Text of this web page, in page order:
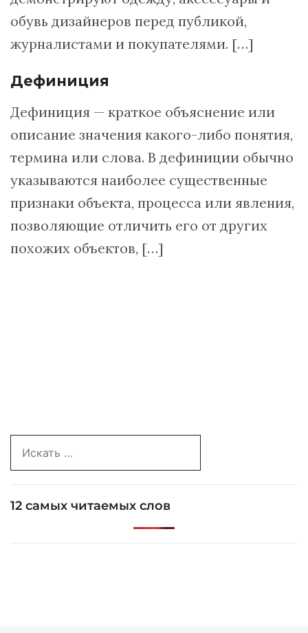
обувь дизайнеров перед публикой,
журналистами и покупателями. […]
Дефиниция
Дефиниция — краткое объяснение или
описание значения какого-либо понятия,
термина или слова. В дефиниции обычно
указываются наиболее существенные
признаки объекта, процесса или явления,
позволяющие отличить его от других
похожих объектов, […]
for:
12 самых читаемых слов